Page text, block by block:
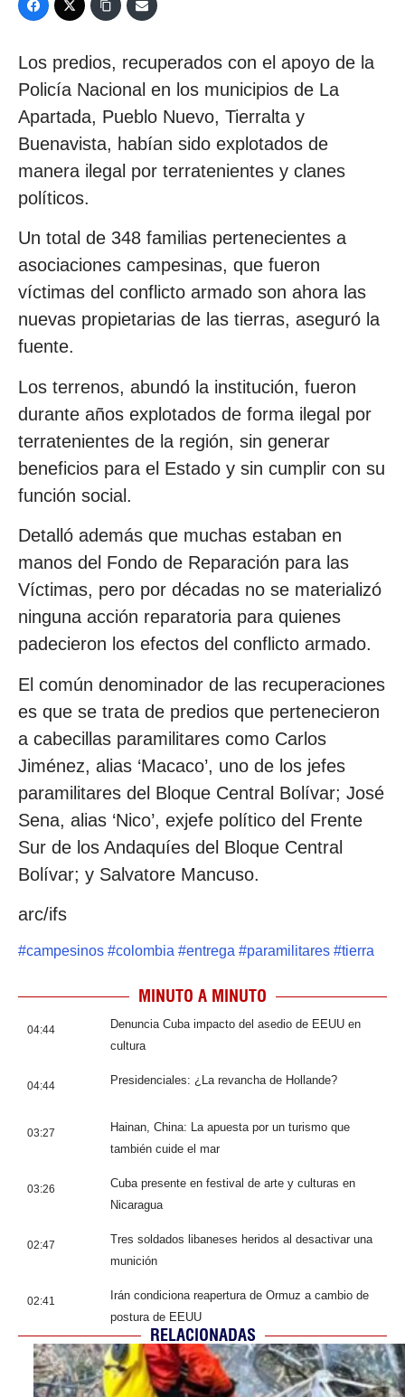
Los predios, recuperados con el apoyo de la
Policía Nacional en los municipios de La
Apartada, Pueblo Nuevo, Tierralta y
Buenavista, habían sido explotados de
manera ilegal por terratenientes y clanes
políticos.
Un total de 348 familias pertenecientes a
asociaciones campesinas, que fueron
víctimas del conflicto armado son ahora las
nuevas propietarias de las tierras, aseguró la
fuente.
Los terrenos, abundó la institución, fueron
durante años explotados de forma ilegal por
terratenientes de la región, sin generar
beneficios para el Estado y sin cumplir con su
función social.
Detalló además que muchas estaban en
manos del Fondo de Reparación para las
Víctimas, pero por décadas no se materializó
ninguna acción reparatoria para quienes
padecieron los efectos del conflicto armado.
El común denominador de las recuperaciones
es que se trata de predios que pertenecieron
a cabecillas paramilitares como Carlos
Jiménez, alias ‘Macaco’, uno de los jefes
paramilitares del Bloque Central Bolívar; José
Sena, alias ‘Nico’, exjefe político del Frente
Sur de los Andaquíes del Bloque Central
Bolívar; y Salvatore Mancuso.
arc/ifs
#campesinos #colombia #entrega #paramilitares #tierra
MINUTO A MINUTO
04:44
Denuncia Cuba impacto del asedio de EEUU en
cultura
04:44 Presidenciales: ¿La revancha de Hollande?
03:27
Hainan, China: La apuesta por un turismo que
también cuide el mar
03:26
Cuba presente en festival de arte y culturas en
Nicaragua
02:47
Tres soldados libaneses heridos al desactivar una
munición
02:41
Irán condiciona reapertura de Ormuz a cambio de
postura de EEUU
RELACIONADAS